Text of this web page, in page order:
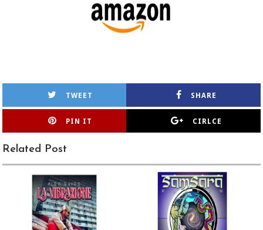
TWEET SHARE
PIN IT CIRLCE
Related Post